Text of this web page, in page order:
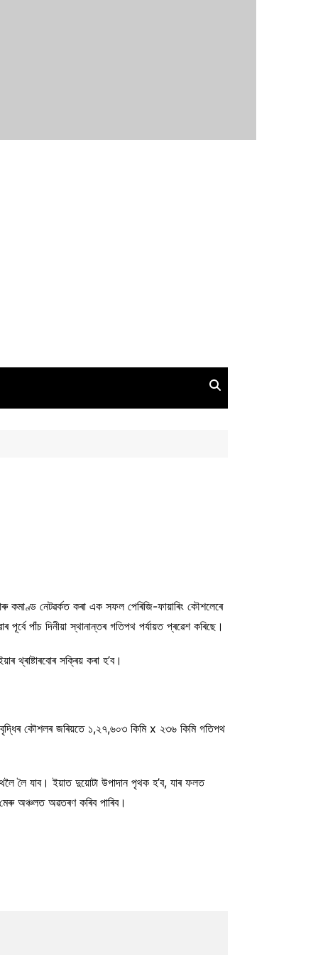
কমাণ্ড নেটৱৰ্কত কৰা এক সফল পেৰিজি-ফায়াৰিং কৌশলেৰে
পাঁচ দিনীয়া স্থানান্তৰ গতিপথ পৰ্যায়ত প্ৰৱেশ কৰিছে।
থ্ৰাষ্টাৰবোৰ সক্ৰিয় কৰা হ’ব।
কৌশলৰ জৰিয়তে ১,২৭,৬০৩ কিমি x ২৩৬ কিমি গতিপথ
লৈ যাব। ইয়াত দুয়োটা উপাদান পৃথক হ’ব, যাৰ ফলত
অঞ্চলত অৱতৰণ কৰিব পাৰিব।